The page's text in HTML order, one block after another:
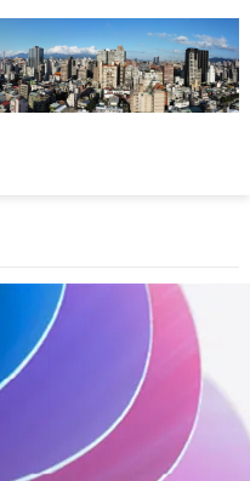
塔店，Azure OpenAI 服務
微軟公司，日前與它自
要公司 OpenAI 聯手推
…